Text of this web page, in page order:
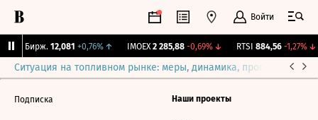
Войти
CNY Бирж. 12,081 +0,76%↑ IMOEX 2 285,88 -0,69%↓ RTSI 884,56 -1,27%↓
Ситуация на топливном рынке: меры, динамика, прогнозы
Подписка Наши проекты